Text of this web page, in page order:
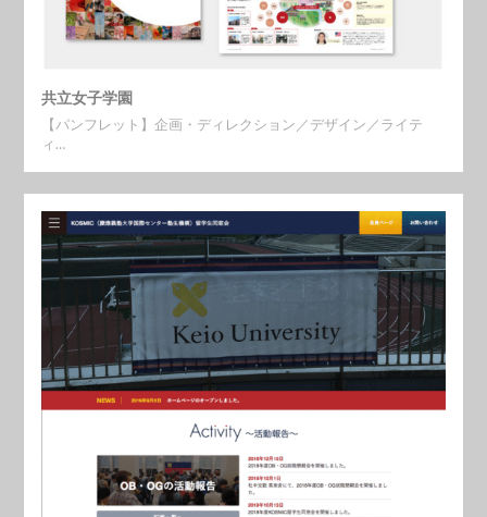
共立女子学園
【パンフレット】企画・ディレクション／デザイン／ライテ
ィ…